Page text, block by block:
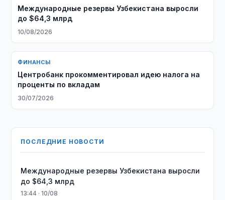
Международные резервы Узбекистана выросли
до $64,3 млрд
10/08/2026
ФИНАНСЫ
Центробанк прокомментировал идею налога на
проценты по вкладам
30/07/2026
ПОСЛЕДНИЕ НОВОСТИ
Международные резервы Узбекистана выросли
до $64,3 млрд
13:44 · 10/08